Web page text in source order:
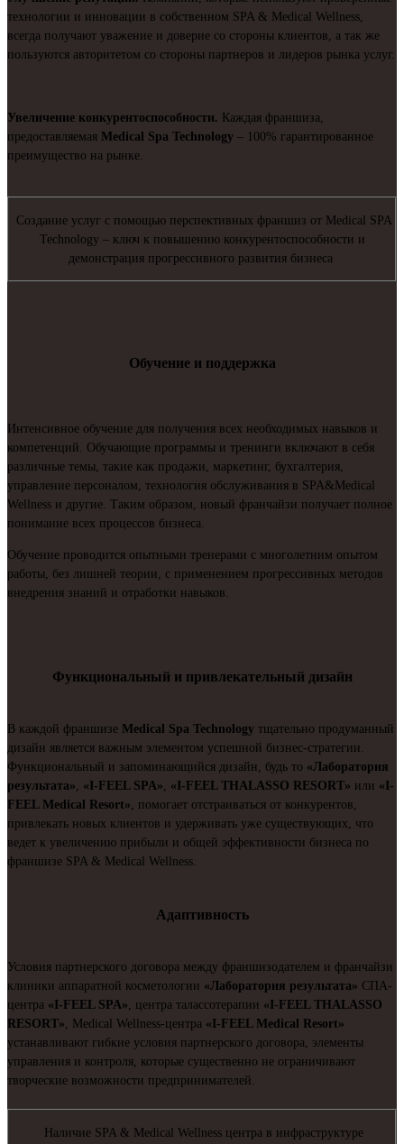
технологии и инновации в собственном SPA & Medical Wellness,
всегда получают уважение и доверие со стороны клиентов, а так же
пользуются авторитетом со стороны партнеров и лидеров рынка услуг.
Увеличение конкурентоспособности. Каждая франшиза,
предоставляемая Medical Spa Technology – 100% гарантированное
преимущество на рынке.
Создание услуг с помощью перспективных франшиз от Medical SPA
Technology – ключ к повышению конкурентоспособности и
демонстрация прогрессивного развития бизнеса
Обучение и поддержка
Интенсивное обучение для получения всех необходимых навыков и
компетенций. Обучающие программы и тренинги включают в себя
различные темы, такие как продажи, маркетинг, бухгалтерия,
управление персоналом, технология обслуживания в SPA&Medical
Wellness и другие. Таким образом, новый франчайзи получает полное
понимание всех процессов бизнеса.
Обучение проводится опытными тренерами с многолетним опытом
работы, без лишней теории, с применением прогрессивных методов
внедрения знаний и отработки навыков.
Функциональный и привлекательный дизайн
В каждой франшизе Medical Spa Technology тщательно продуманный
дизайн является важным элементом успешной бизнес-стратегии.
Функциональный и запоминающийся дизайн, будь то «Лаборатория
результата», «I-FEEL SPA», «I-FEEL THALASSO RESORT» или «I-
FEEL Medical Resort», помогает отстраиваться от конкурентов,
привлекать новых клиентов и удерживать уже существующих, что
ведет к увеличению прибыли и общей эффективности бизнеса по
франшизе SPA & Medical Wellness.
Адаптивность
Условия партнерского договора между франшизодателем и франчайзи
клиники аппаратной косметологии «Лаборатория результата» СПА-
центра «I-FEEL SPA», центра талассотерапии «I-FEEL THALASSO
RESORT», Medical Wellness-центра «I-FEEL Medical Resort»
устанавливают гибкие условия партнерского договора, элементы
управления и контроля, которые существенно не ограничивают
творческие возможности предпринимателей.
Наличие SPA & Medical Wellness центра в инфраструктуре